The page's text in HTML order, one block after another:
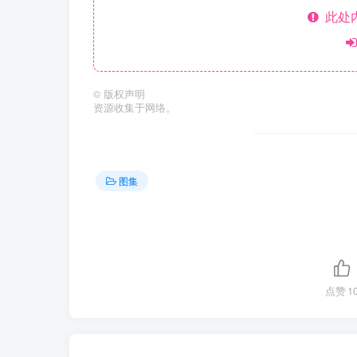
此处
© 版权声明
资源收集于网络。
图集
点赞